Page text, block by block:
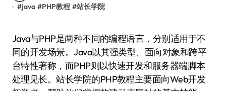
#java #PHP教程 #站长学院
Java与PHP是两种不同的编程语言，分别适用于不
同的开发场景。Java以其强类型、面向对象和跨平
台特性著称，而PHP则以快速开发和服务器端脚本
处理见长。站长学院的PHP教程主要面向Web开发